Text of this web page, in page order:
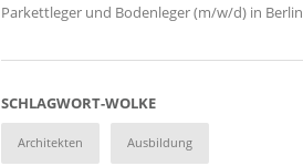
Parkettleger und Bodenleger (m/w/d) in Berlin
SCHLAGWORT-WOLKE
Architekten Ausbildung